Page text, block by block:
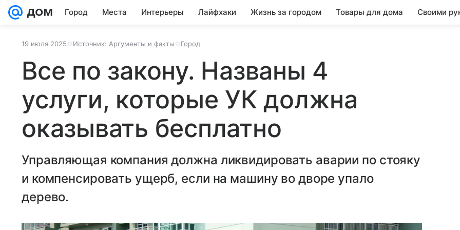
Город Места Интерьеры Лайфхаки Жизнь за городом Товары для дома Своими
19 июля 2025 Источник: Аргументы и факты Город
Все по закону. Названы 4
услуги, которые УК должна
оказывать бесплатно
Управляющая компания должна ликвидировать аварии по стояку
и компенсировать ущерб, если на машину во дворе упало
дерево.